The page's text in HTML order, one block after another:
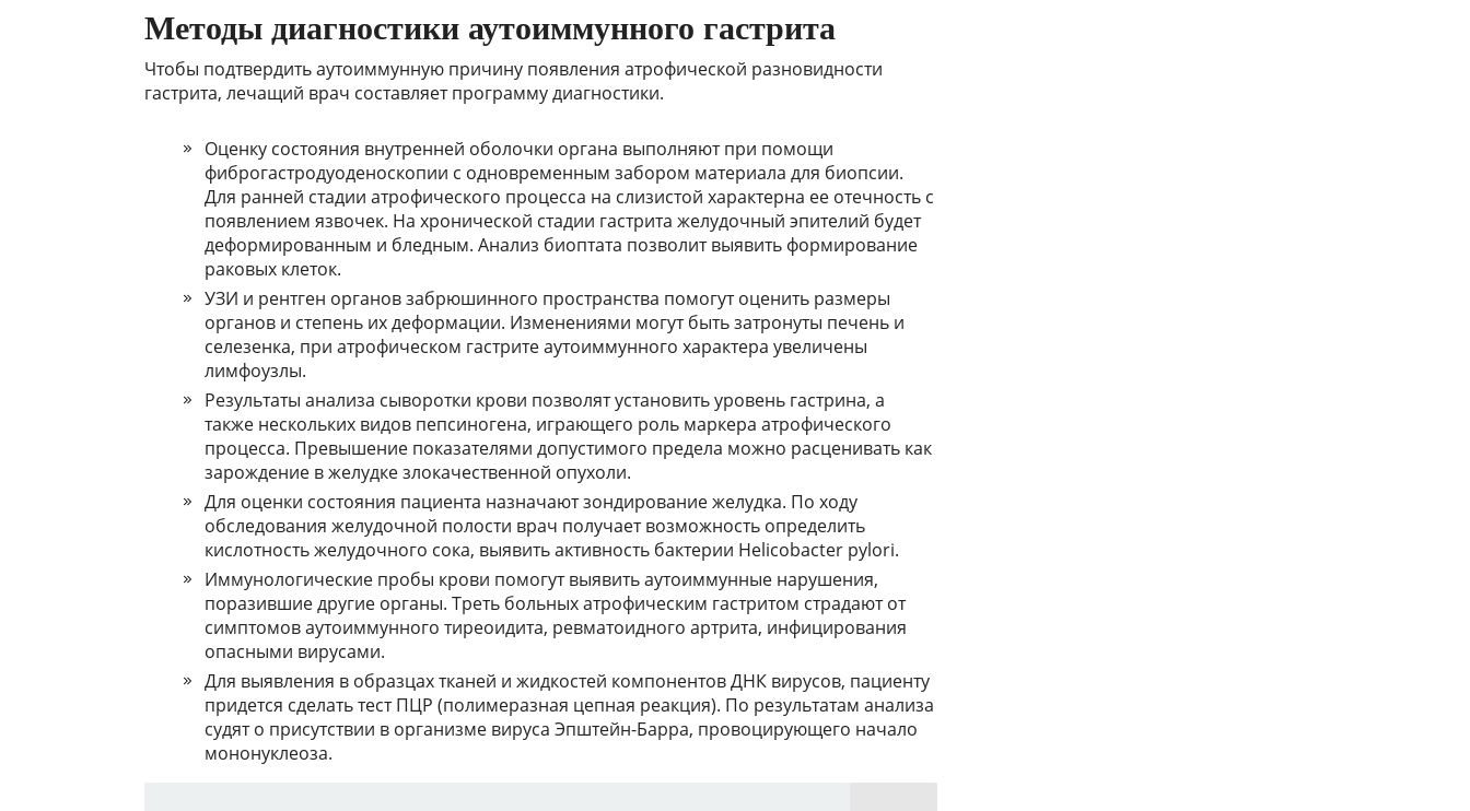
Методы диагностики аутоиммунного гастрита
Чтобы подтвердить аутоиммунную причину появления атрофической разновидности
гастрита, лечащий врач составляет программу диагностики.
Оценку состояния внутренней оболочки органа выполняют при помощи
фиброгастродуоденоскопии с одновременным забором материала для биопсии.
Для ранней стадии атрофического процесса на слизистой характерна ее отечность с
появлением язвочек. На хронической стадии гастрита желудочный эпителий будет
деформированным и бледным. Анализ биоптата позволит выявить формирование
раковых клеток.
УЗИ и рентген органов забрюшинного пространства помогут оценить размеры
органов и степень их деформации. Изменениями могут быть затронуты печень и
селезенка, при атрофическом гастрите аутоиммунного характера увеличены
лимфоузлы.
Результаты анализа сыворотки крови позволят установить уровень гастрина, а
также нескольких видов пепсиногена, играющего роль маркера атрофического
процесса. Превышение показателями допустимого предела можно расценивать как
зарождение в желудке злокачественной опухоли.
Для оценки состояния пациента назначают зондирование желудка. По ходу
обследования желудочной полости врач получает возможность определить
кислотность желудочного сока, выявить активность бактерии Helicobacter pylori.
Иммунологические пробы крови помогут выявить аутоиммунные нарушения,
поразившие другие органы. Треть больных атрофическим гастритом страдают от
симптомов аутоиммунного тиреоидита, ревматоидного артрита, инфицирования
опасными вирусами.
Для выявления в образцах тканей и жидкостей компонентов ДНК вирусов, пациенту
придется сделать тест ПЦР (полимеразная цепная реакция). По результатам анализа
судят о присутствии в организме вируса Эпштейн-Барра, провоцирующего начало
мононуклеоза.